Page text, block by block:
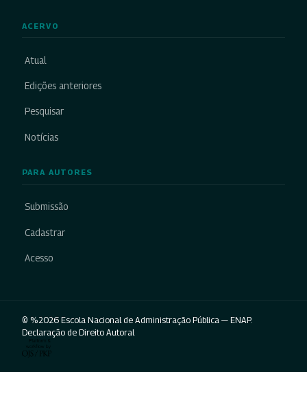
ACERVO
Atual
Edições anteriores
Pesquisar
Notícias
PARA AUTORES
Submissão
Cadastrar
Acesso
© %2026 Escola Nacional de Administração Pública — ENAP.
Declaração de Direito Autoral